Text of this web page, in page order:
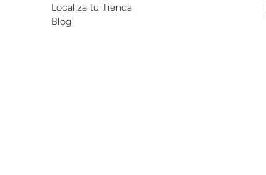
Localiza tu Tienda
Blog